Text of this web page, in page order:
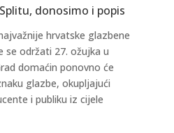
donosimo i popis
hrvatske glazbene
se održati 27. ožujka u
domaćin ponovno će
glazbe, okupljajući
i publiku iz cijele